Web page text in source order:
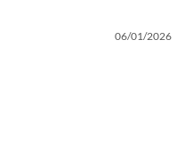
06/01/2026